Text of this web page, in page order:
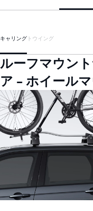
キャリング トウイング
ルーフマウン
ア - ホイール